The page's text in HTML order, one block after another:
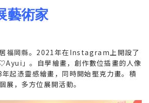
藝術家
福岡縣。2021年在Instagram上開設了
」。自學繪畫，創作數位插畫的人像
起憑靈感繪畫，同時開始壓克力畫。積
展，多方位展開活動。